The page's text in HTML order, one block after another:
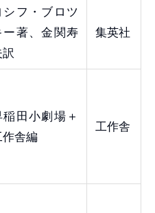
シフ・ブロツ
ー著、金関寿
訳
集英社
稲田小劇場＋
作舎編
工作舎